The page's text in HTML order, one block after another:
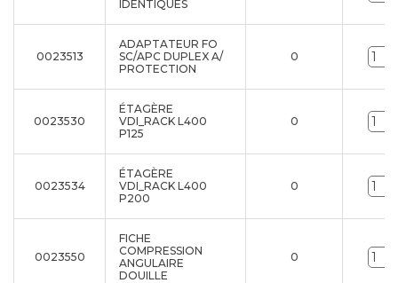
IDENTIQUES
0023513
ADAPTATEUR FO
SC/APC DUPLEX A/
PROTECTION
0
0023530
ÉTAGÈRE
VDI_RACK L400
P125
0
0023534
ÉTAGÈRE
VDI_RACK L400
P200
0
0023550
FICHE
COMPRESSION
ANGULAIRE
DOUILLE
0